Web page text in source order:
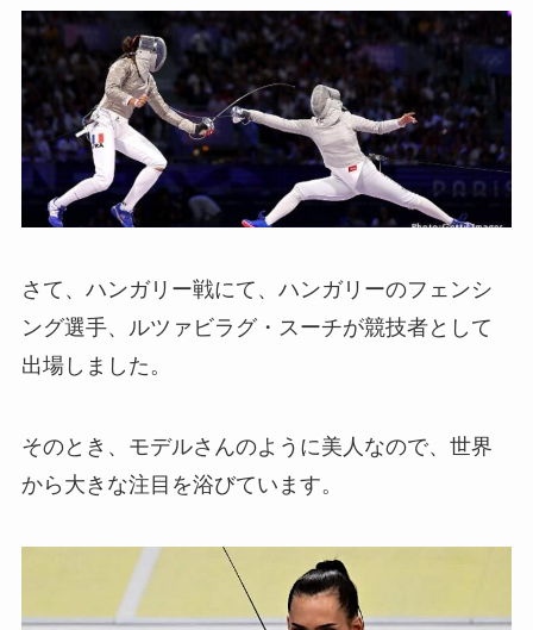
さて、ハンガリー戦にて、ハンガリーのフェンシ
ング選手、ルツァビラグ・スーチが競技者として
出場しました。
そのとき、モデルさんのように美人なので、世界
から大きな注目を浴びています。